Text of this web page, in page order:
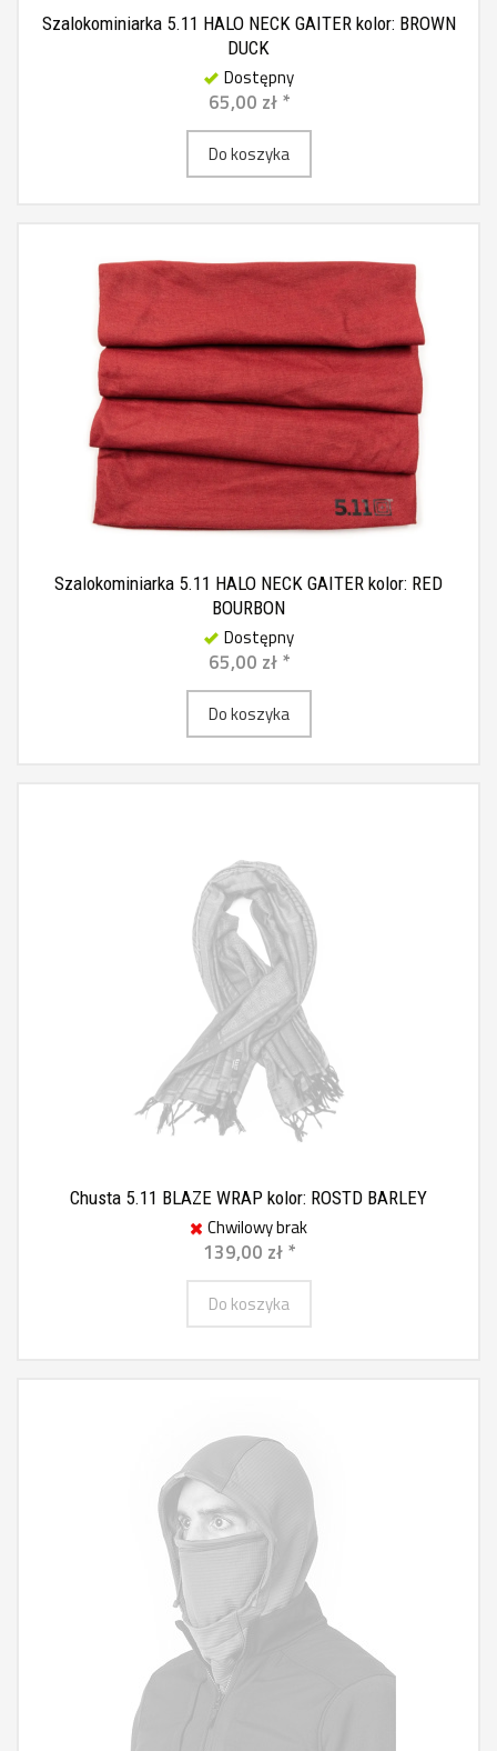
Szalokominiarka 5.11 HALO NECK GAITER kolor: BROWN
DUCK
Dostępny
65,00 zł *
Do koszyka
Szalokominiarka 5.11 HALO NECK GAITER kolor: RED
BOURBON
Dostępny
65,00 zł *
Do koszyka
Chusta 5.11 BLAZE WRAP kolor: ROSTD BARLEY
Chwilowy brak
139,00 zł *
Do koszyka